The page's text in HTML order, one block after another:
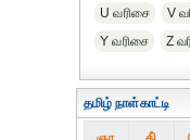
U வரிசை
V
Y வரிசை
Z
தமிழ் நாள்காட்டி